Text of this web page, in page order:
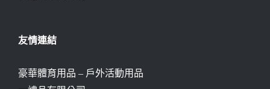
友情連結
豪華體育用品 – 戶外活動用品